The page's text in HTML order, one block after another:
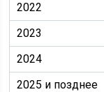
2022
2023
2024
2025 и позднее